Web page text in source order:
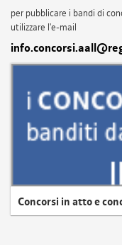
per pubblicare i bandi di
utilizzare l'e-mail
Concorsi in atto e